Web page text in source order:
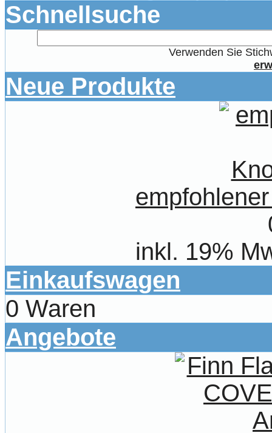
Schnellsuche
Verwenden Sie
Neue Produkte
inkl. 19%
Einkaufswagen
0 Waren
Angebote